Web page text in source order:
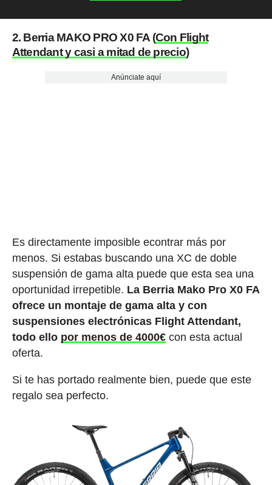
2. Berria MAKO PRO X0 FA (Con Flight
Attendant y casi a mitad de precio)
Anúnciate aquí
Es directamente imposible econtrar más por
menos. Si estabas buscando una XC de doble
suspensión de gama alta puede que esta sea una
oportunidad irrepetible. La Berria Mako Pro X0 FA
ofrece un montaje de gama alta y con
suspensiones electrónicas Flight Attendant,
todo ello por menos de 4000€ con esta actual
oferta.
Si te has portado realmente bien, puede que este
regalo sea perfecto.